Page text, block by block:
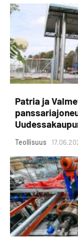
Patria ja
Teollisuus